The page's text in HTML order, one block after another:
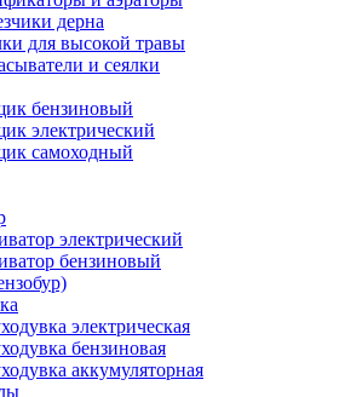
дерна
для высокой травы
и сеялки
бензиновый
электрический
самоходный
электрический
бензиновый
электрическая
бензиновая
аккумуляторная